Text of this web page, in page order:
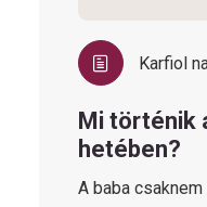
Karfiol
Mi történik
hetében?
A baba